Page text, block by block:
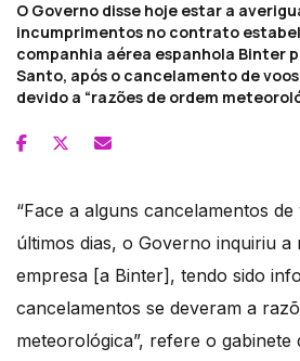
O Governo disse hoje estar a
incumprimentos no contrato
companhia aérea espanhola Binter
Santo, após o cancelamento de
devido a “razões de ordem
“Face a alguns cancelamentos
últimos dias, o Governo inquiriu a
empresa [a Binter], tendo sido
cancelamentos se deveram a
meteorológica”, refere o gabinete